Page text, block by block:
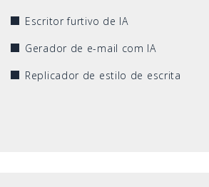
Escritor furtivo de IA
Gerador de e-mail com IA
Replicador de estilo de escrita